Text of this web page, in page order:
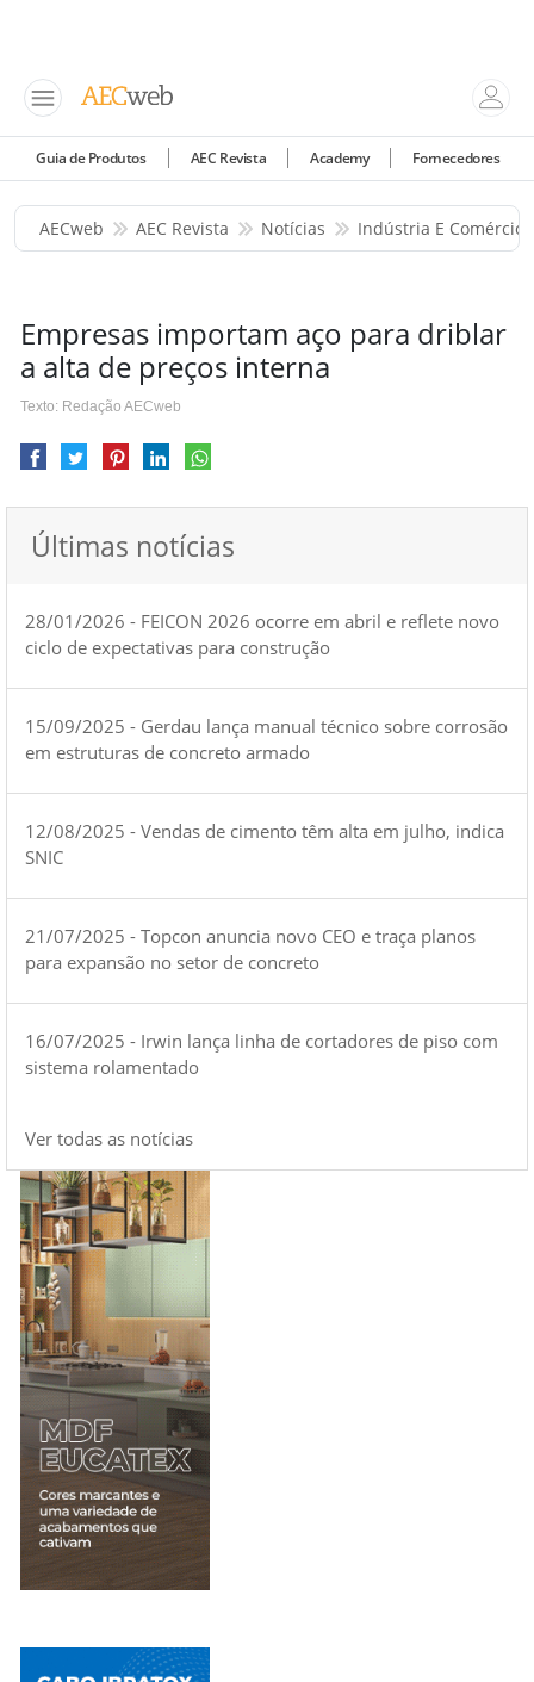
Guia de Produtos AEC Revista Academy Fornecedores
AECweb AEC Revista Notícias Indústria E Comércio
Empresas importam aço para driblar
a alta de preços interna
Texto: Redação AECweb
Últimas notícias
28/01/2026 - FEICON 2026 ocorre em abril e reflete novo
ciclo de expectativas para construção
15/09/2025 - Gerdau lança manual técnico sobre corrosão
em estruturas de concreto armado
12/08/2025 - Vendas de cimento têm alta em julho, indica
SNIC
21/07/2025 - Topcon anuncia novo CEO e traça planos
para expansão no setor de concreto
16/07/2025 - Irwin lança linha de cortadores de piso com
sistema rolamentado
Ver todas as notícias